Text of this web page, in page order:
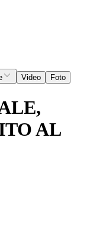
Video Foto
AL